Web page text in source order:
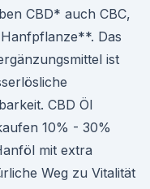
CBD* auch CBC,
Das
ist
CBD Öl
10% - 30%
mit extra
Weg zu Vitalität